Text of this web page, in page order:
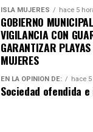
ISLA MUJERES hace 5
GOBIERNO
VIGILANCIA CON
GARANTIZAR
MUJERES
EN LA OPINIÓN DE: hace
Sociedad ofendida